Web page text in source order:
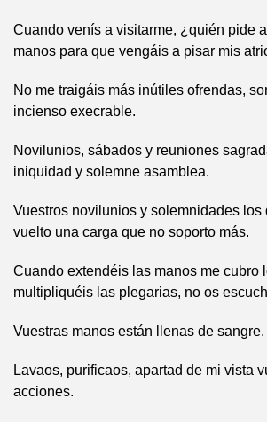
Cuando venís a visitarme, ¿quién pide
manos para que vengáis a pisar mis
No me traigáis más inútiles ofrendas,
incienso execrable.
Novilunios, sábados y reuniones
iniquidad y solemne asamblea.
Vuestros novilunios y solemnidades los
vuelto una carga que no soporto más.
Cuando extendéis las manos me cubro
multipliquéis las plegarias, no os
Vuestras manos están llenas de sangre.
Lavaos, purificaos, apartad de mi vista
acciones.